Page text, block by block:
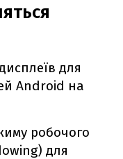
для
Android на
робочого
для